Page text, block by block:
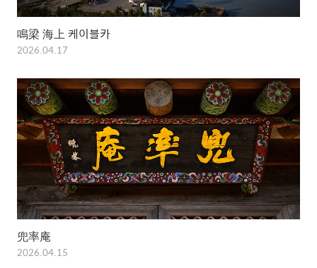
鳴梁 海上 케이블카
2026.04.17
兜率庵
2026.04.15